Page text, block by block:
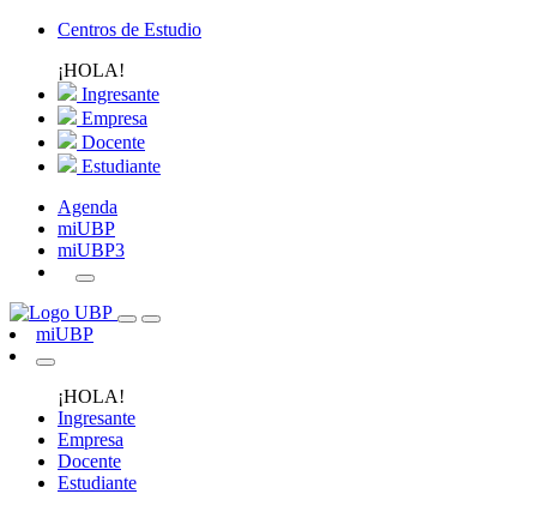
Centros de Estudio
¡HOLA!
Ingresante
Empresa
Docente
Estudiante
Agenda
miUBP
miUBP3
miUBP
¡HOLA!
Ingresante
Empresa
Docente
Estudiante